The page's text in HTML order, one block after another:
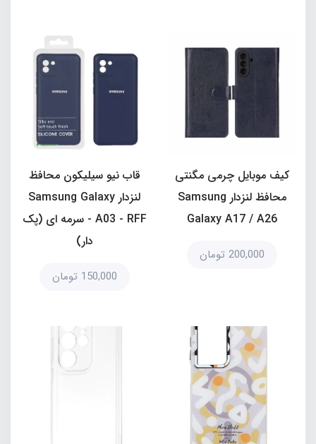
کیف موبایل چرمی مگنتی
محافظ لنزدار Samsung
Galaxy A17 / A26
200,000 تومان
قاب نیو سیلیکون محافظ
لنزدار Samsung Galaxy
A03 - RFF - سرمه ای (پک
دار)
150,000 تومان